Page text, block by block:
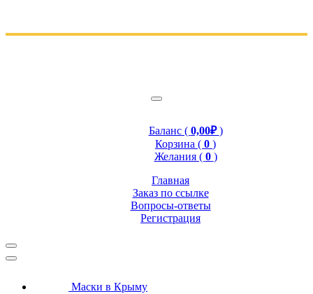
Баланс ( 0,00₽)
Корзина ( 0 )
Желания ( 0 )
Главная
Заказ по ссылке
Вопросы-ответы
Регистрация
Маски в Крыму